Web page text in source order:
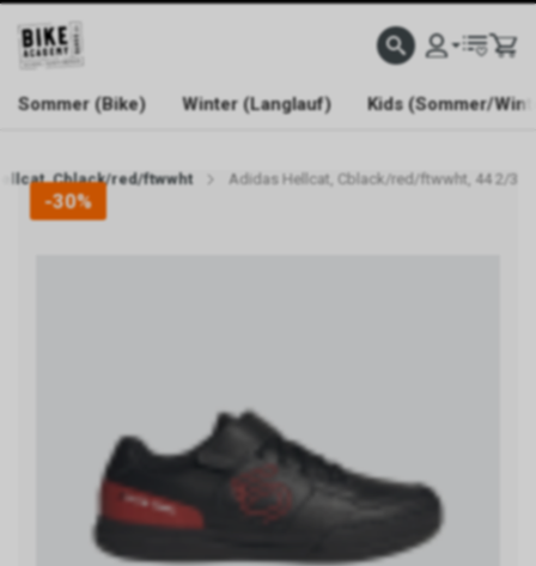
WELCOME TO BIKE ACADEMY
Sommer (Bike) Winter (Langlauf) Kids (Sommer/
Cblack/red/ftwwht Adidas Hellcat, Cblack/red/ftwwht, 44 2/3
-30%